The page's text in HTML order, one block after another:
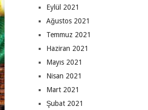
Eylül 2021
Ağustos 2021
Temmuz 2021
Haziran 2021
Mayıs 2021
Nisan 2021
Mart 2021
Şubat 2021